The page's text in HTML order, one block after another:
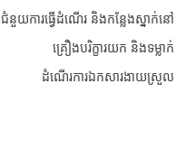
ជំនួយការធ្វើដំណើរ និងកន្លែងស្នាក់នៅ
គ្រឿងបរិក្ខារយក និងទម្លាក់
ដំណើរការឯកសារងាយស្រួល